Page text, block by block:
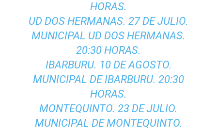
HORAS.
UD DOS HERMANAS. 27 DE JULIO.
MUNICIPAL UD DOS HERMANAS.
20:30 HORAS.
IBARBURU. 10 DE AGOSTO.
MUNICIPAL DE IBARBURU. 20:30
HORAS.
MONTEQUINTO. 23 DE JULIO.
MUNICIPAL DE MONTEQUINTO.